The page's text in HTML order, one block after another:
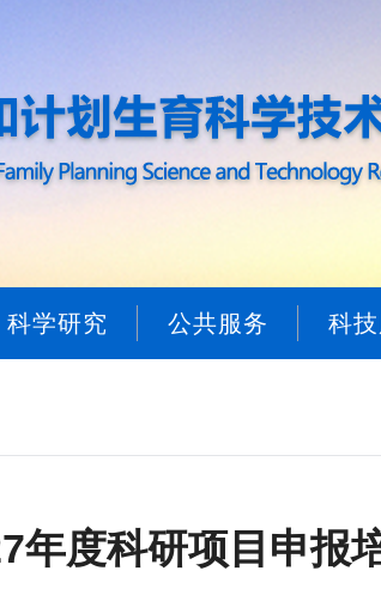
科学研究 公共服务 科
年度科研项目申报